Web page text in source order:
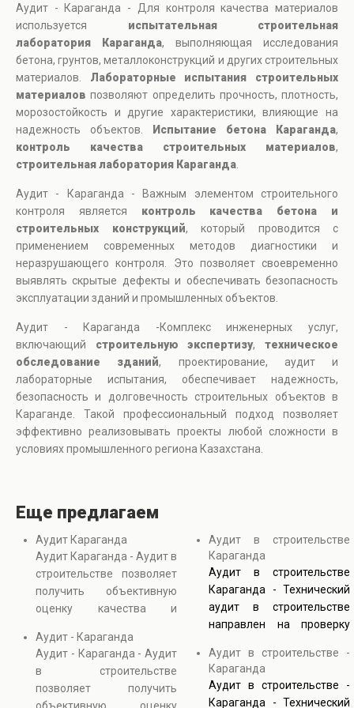
Аудит - Караганда - Для контроля качества материалов
используется испытательная строительная
лаборатория Караганда, выполняющая исследования
бетона, грунтов, металлоконструкций и других строительных
материалов. Лабораторные испытания строительных
материалов позволяют определить прочность, плотность,
морозостойкость и другие характеристики, влияющие на
надежность объектов.
Испытание бетона Караганда,
контроль качества строительных материалов,
строительная лаборатория Караганда
Аудит - Караганда - Важным элементом строительного
контроля является контроль качества бетона и
строительных конструкций, который проводится с
применением современных методов диагностики и
неразрушающего контроля. Это позволяет своевременно
выявлять скрытые дефекты и обеспечивать безопасность
эксплуатации зданий и промышленных объектов.
Аудит - Караганда -Комплекс инженерных услуг,
включающий строительную экспертизу,техническое
обследование зданий, проектирование, аудит и
лабораторные испытания, обеспечивает надежность,
безопасность и долговечность строительных объектов в
Караганде. Такой профессиональный подход позволяет
эффективно реализовывать проекты любой сложности в
условиях промышленного региона Казахстана.
Еще предлагаем
Аудит Караганда
Аудит Караганда - Аудит в
строительстве позволяет
получить объективную
оценку качества и
проектов. Он включает
проверку документации,
анализ выполненных
работ и техническое
Аудит - Караганда
Аудит - Караганда - Аудит
в строительстве
позволяет получить
Аудит в строительстве
Караганда
Аудит в строительстве
Караганда - Технический
аудит в строительстве
направлен на проверку
качества строительных
работ и соответствия
проектным решениям. В
Аудит в строительстве -
Караганда
Аудит в строительстве -
Караганда - Технический